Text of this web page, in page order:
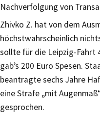
Nachverfolgung von
Zhivko Z. hat von dem
höchstwahrscheinlich
sollte für die Leipzig-Fahrt
gab’s 200 Euro Spesen.
beantragte sechs Jahre
eine Strafe „mit
gesprochen.